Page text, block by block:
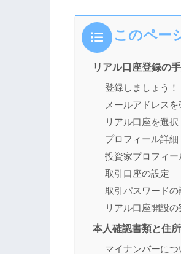
このページ
リアル口座登録の
登録しましょう！
メールアドレスを
リアル口座を選択
プロフィール詳細
投資家プロフィー
取引口座の設定
取引パスワードの
リアル口座開設の
本人確認書類と住
マイナンバーにつ